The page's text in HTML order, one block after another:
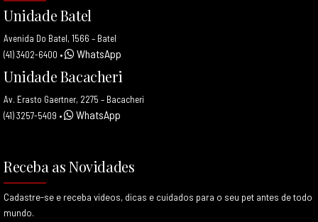
Unidade Batel
Avenida Do Batel, 1566 – Batel
(41) 3402-6400 • WhatsApp
Unidade Bacacheri
Av. Erasto Gaertner, 2275 – Bacacheri
(41) 3257-5409 • WhatsApp
Receba as Novidades
Cadastre-se e receba videos, dicas e cuidados para o seu pet antes de todo
mundo.